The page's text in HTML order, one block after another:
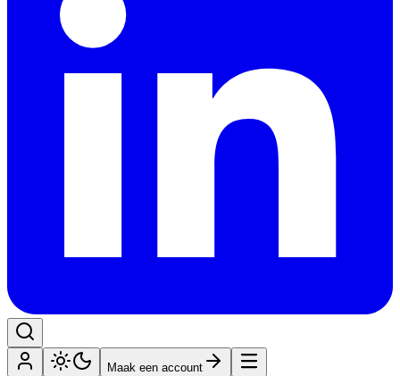
Maak een account